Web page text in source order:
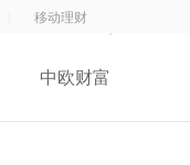
移动理财
中欧财富